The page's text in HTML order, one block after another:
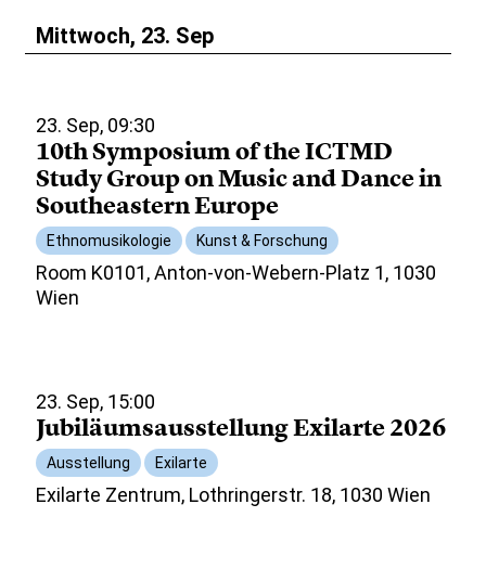
Mittwoch, 23. Sep
23. Sep, 09:30
10th Symposium of the ICTMD
Study Group on Music and Dance in
Southeastern Europe
Ethnomusikologie Kunst & Forschung
Room K0101, Anton-von-Webern-Platz 1, 1030
Wien
23. Sep, 15:00
Jubiläumsausstellung Exilarte 2026
Ausstellung Exilarte
Exilarte Zentrum, Lothringerstr. 18, 1030 Wien